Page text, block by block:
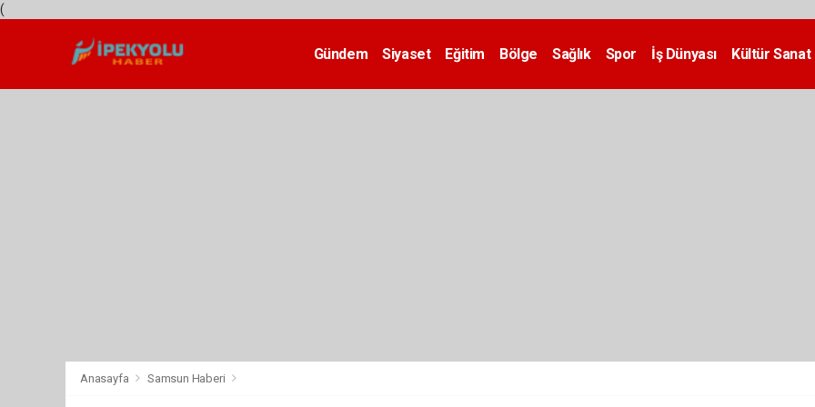
(
Gündem Siyaset Eğitim Bölge Sağlık Spor İş Dünyası Kültür Sanat
Anasayfa Samsun Haberi